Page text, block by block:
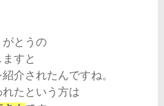
がとうの
すと
介されたんですね。
たという方は